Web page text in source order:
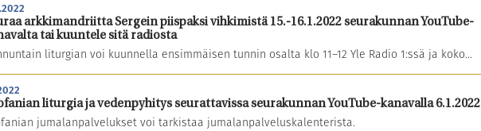
arkkimandriitta Sergein piispaksi vihkimistä 15.-16.1.2022 seurakunnan YouTube-
tai kuuntele sitä radiosta
liturgian voi kuunnella ensimmäisen tunnin osalta klo 11–12 Yle Radio 1:ssä ja koko...
liturgia ja vedenpyhitys seurattavissa seurakunnan YouTube-kanavalla 6.1.2022
jumalanpalvelukset voi tarkistaa jumalanpalveluskalenterista.